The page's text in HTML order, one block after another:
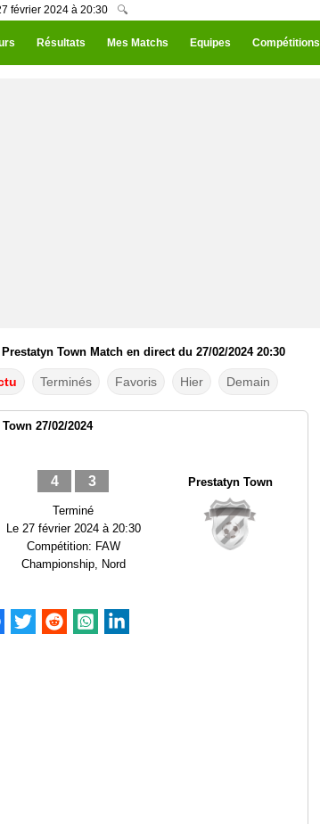
février 2024 à 20:30 🔍
Résultats Mes Matchs Equipes Compétitions
Town Match en direct du 27/02/2024 20:30
Terminés Favoris Hier Demain
27/02/2024
4 3
Terminé
Le 27 février 2024 à 20:30
Compétition: FAW
Championship, Nord
Prestatyn Town